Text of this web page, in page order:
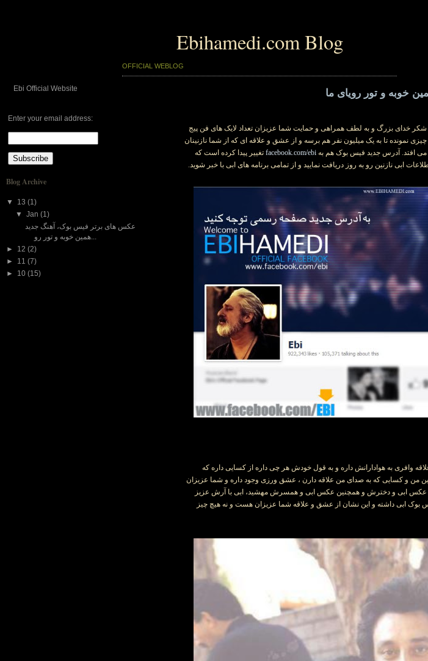
Ebihamedi.com Blog
OFFICIAL WEBLOG
خوبه و تور رویای ما
شکر خدای بزرگ و به لطف همراهی و حمایت شما عزیزان تعداد لایک های فن پیج
بوک از مرز 940 هزار گذشته و چیزی نمونده تا به یک میلیون نفر هم برسه و از عشق و علاقه ای که از شما نازنینان
می افتد. آدرس جدید فیس بوک هم به facebook.com/ebi تغییر پیدا کرده است که
ابی نازنین رو به روز دریافت نمایید و از تمامی برنامه های ابی با خبر شوید.
وافری به هوادارانش داره و به قول خودش هر چی داره از کسایی داره که
و کسایی که به صدای من علاقه دارن ، عشق ورزی وجود داره و شما عزیزان
عکس ابی و دخترش و همچنین عکس ابی و همسرش مهشید، ابی با آرش عزیز
ابی داشته و این نشان از عشق و علاقه شما عزیزان هست و نه هیچ چیز
Ebi Official Website
Enter your email address:
Blog Archive
▼ 13 (1)
▼ Jan (1)
عکس های برتر فیس بوک، آهنگ جدید
همین خوبه و تور رو...
► 12 (2)
► 11 (7)
► 10 (15)